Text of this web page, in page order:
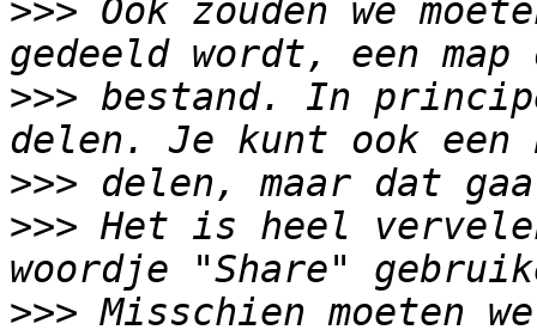
>>> Ook zouden we
>>> bestand. In
>>>
>>> Het is heel
>>> Misschien moeten